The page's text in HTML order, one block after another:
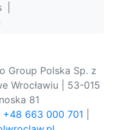
Group Polska Sp. z
Wrocławiu | 53-015
81
+48 663 000 701